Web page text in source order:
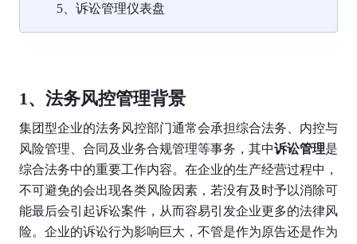
5、诉讼管理仪表盘
1、法务风控管理背景
集团型企业的法务风控部门通常会承担综合法务、内控与
风险管理、合同及业务合规管理等事务，其中诉讼管理是
综合法务中的重要工作内容。在企业的生产经营过程中，
不可避免的会出现各类风险因素，若没有及时予以消除可
能最后会引起诉讼案件，从而容易引发企业更多的法律风
险。企业的诉讼行为影响巨大，不管是作为原告还是作为